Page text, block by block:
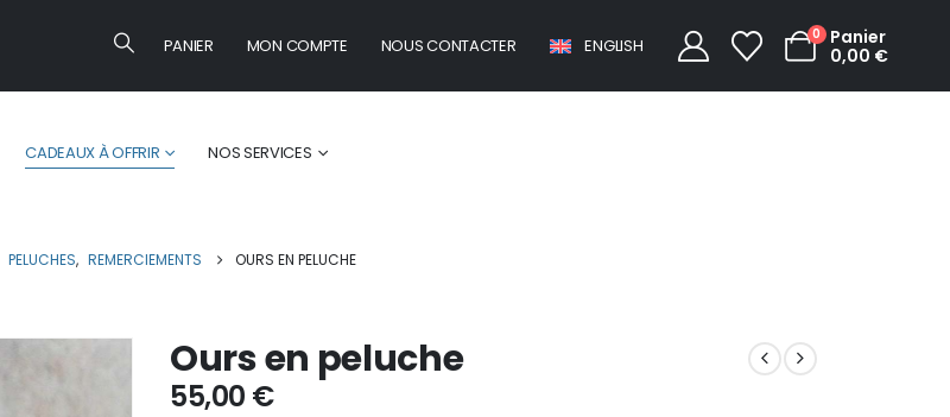
PANIER MON COMPTE NOUS CONTACTER ENGLISH
0
Panier
0,00 €
CADEAUX À OFFRIR NOS SERVICES
PELUCHES, REMERCIEMENTS OURS EN PELUCHE
Ours en peluche
55,00 €